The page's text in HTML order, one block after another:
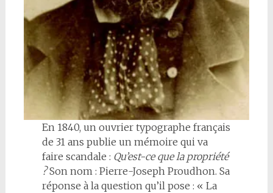
En 1840, un ouvrier typographe français
de 31 ans publie un mémoire qui va
faire scandale : Qu’est-ce que la propriété
?Son nom : Pierre-Joseph Proudhon. Sa
réponse à la question qu’il pose : « La